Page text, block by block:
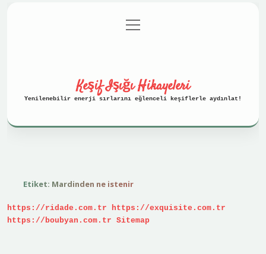
Gizlilik Politikası
menüyü
aç
Keşif Işığı Hikayeleri
Yenilenebilir enerji sırlarını eğlenceli keşiflerle aydınlat!
Etiket: Mardinden ne istenir
https://ridade.com.tr
https://exquisite.com.tr
https://boubyan.com.tr Sitemap